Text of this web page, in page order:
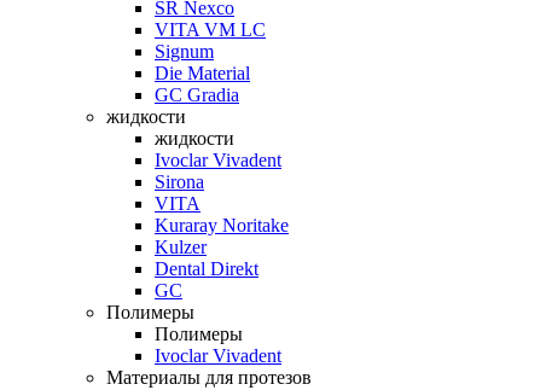
SR Nexco
VITA VM LC
Signum
Die Material
GC Gradia
жидкости
жидкости
Ivoclar Vivadent
Sirona
VITA
Kuraray Noritake
Kulzer
Dental Direkt
GC
Полимеры
Полимеры
Ivoclar Vivadent
Материалы для протезов